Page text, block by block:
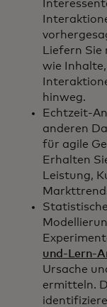
Liefern
wie
hinweg.
Echtzeit-
anderen
für agile
Erhalten
Leistung,
und-Lern-
Ursache
ermitteln.